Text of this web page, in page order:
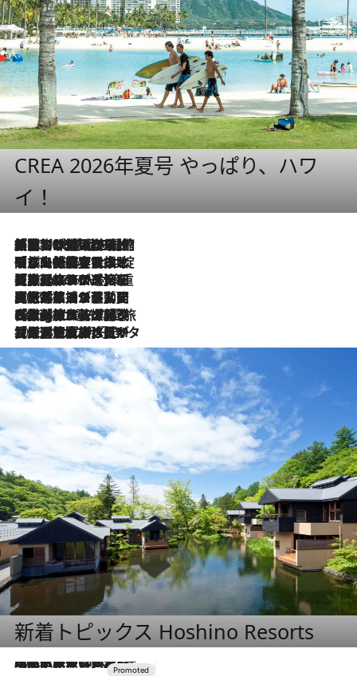
CREA 2026年夏号 やっぱり、ハワ
イ！
2026.8.6
「荷物が増えるほど旅ストレスは増す」美容ジャーナリストがたどり着いた最終結論。“化粧品を劇的に減らす”感動の凝縮美容とは
2026.8.6
「旅先には金髪ウィッグを持参」日本と同じメイクでは損してる!? 美容ジャーナリストが提案する“掟破りの旅美容”とは
2026.8.6
【厳選旅コスメ】「身軽さ＆UV対策重視！」ヘアアーティストshucoが選んだ夏旅ベストコスメを発表【Mサイズジップ】
2026.8.5
【厳選旅コスメ】国内をあちこち移動する河井菜摘が選んだ夏旅ベストコスメ発表！「リラックスアイテムはマスト」【Mサイズジップ】
2026.8.4
【厳選旅コスメ】「紫外線＆乾燥対策しながらメイク感も！」ヘア＆メイクGeorgeが選んだ夏旅ベストコスメを発表！【Mサイズジップ】
2026.8.3
【厳選旅コスメ】「保湿もタイパ重視！」“サウナ好き”タレント清水みさとが愛用する夏旅ベストコスメを発表！【Mサイズジップ】
新着トピックス Hoshino Resorts
2026.7.31
【ホテル帰省】という選択肢をOMOが提案。家族とほどよい距離を保つには「昼は実家、夜は気兼ねなくホテルで！」